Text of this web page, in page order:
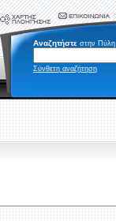
Αναζητήστε στην Πύλη
Σύνθετη αναζήτηση